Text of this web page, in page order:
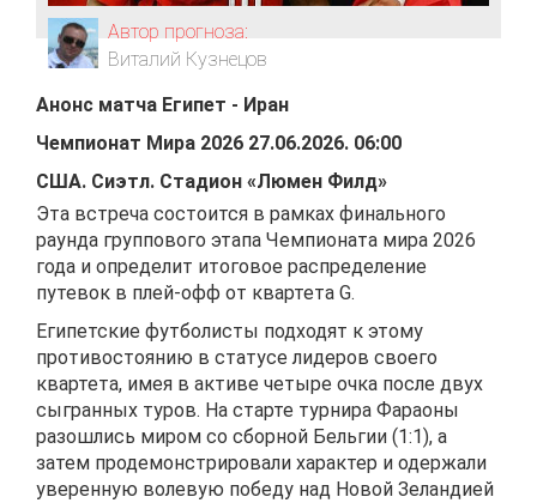
Автор прогноза:
Виталий Кузнецов
Эта встреча состоится в рамках финального
раунда группового этапа Чемпионата мира 2026
года и определит итоговое распределение
путевок в плей-офф от квартета G.
Египетские футболисты подходят к этому
противостоянию в статусе лидеров своего
квартета, имея в активе четыре очка после двух
сыгранных туров. На старте турнира Фараоны
разошлись миром со сборной Бельгии (1:1), а
затем продемонстрировали характер и одержали
уверенную волевую победу над Новой Зеландией
Анонс матча Египет - Иран
Чемпионат Мира 2026 27.06.2026. 06:00
США. Сиэтл. Стадион «Люмен Филд»